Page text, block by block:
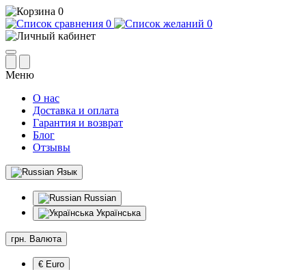
0
0
0
Меню
О нас
Доставка и оплата
Гарантия и возврат
Блог
Отзывы
Язык
Russian
Українська
грн. Валюта
€ Euro